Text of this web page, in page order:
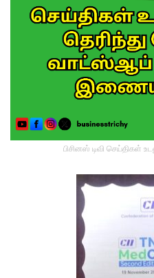
பிசினஸ் டிவி செய்திகள்